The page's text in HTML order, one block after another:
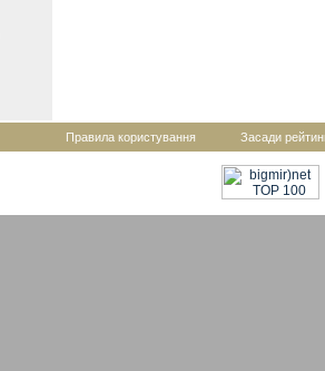
Правила користування Засади